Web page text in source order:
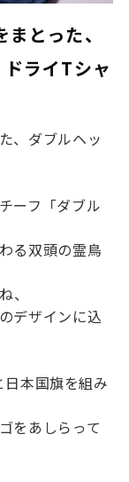
とった、
ライTシャ
、 ダブルヘッ
ーフ「ダブル
る双頭の霊鳥
、
デザインに込
本国旗を組み
をあしらって